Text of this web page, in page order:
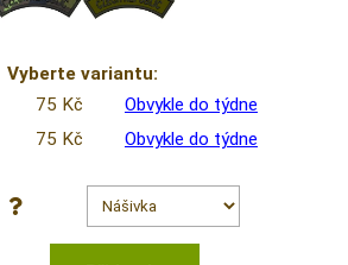
Vyberte variantu:
75 Kč
Obvykle do týdne
75 Kč Obvykle do týdne